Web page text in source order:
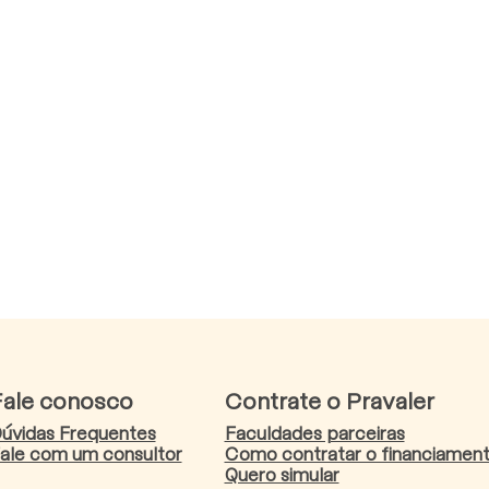
conosco
Frequentes
com um consultor
Contrate o Pravaler
Faculdades parceiras
Como contratar o
Quero simular